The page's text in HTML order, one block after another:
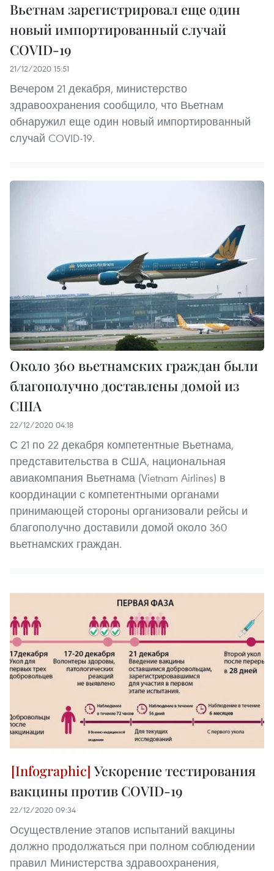
Вьетнам зарегистрировал еще один
новый импортированный случай
COVID-19
21/12/2020 15:51
Вечером 21 декабря, министерство
здравоохранения сообщило, что Вьетнам
обнаружил еще один новый импортированный
случай COVID-19.
Около 360 вьетнамских граждан были
благополучно доставлены домой из
США
22/12/2020 04:18
С 21 по 22 декабря компетентные Вьетнама,
представительства в США, национальная
авиакомпания Вьетнама (Vietnam Airlines) в
координации с компетентными органами
принимающей стороны организовали рейсы и
благополучно доставили домой около 360
вьетнамских граждан.
Ускорение тестирования
вакцины против COVID-19
22/12/2020 09:34
Осуществление этапов испытаний вакцины
должно продолжаться при полном соблюдении
правил Министерства здравоохранения,